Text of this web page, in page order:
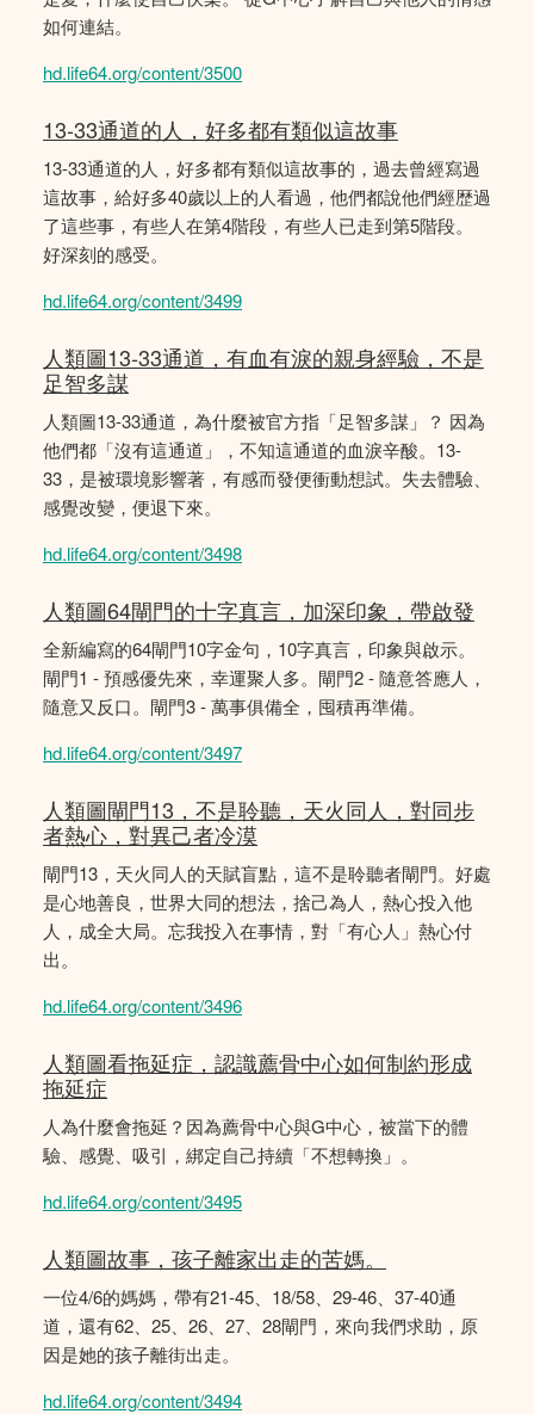
如何連結。
hd.life64.org/content/3500
13-33通道的人，好多都有類似這故事
13-33通道的人，好多都有類似這故事的，過去曾經寫過
這故事，給好多40歲以上的人看過，他們都說他們經歴過
了這些事，有些人在第4階段，有些人已走到第5階段。
好深刻的感受。
hd.life64.org/content/3499
人類圖13-33通道，有血有淚的親身經驗，不是
足智多謀
人類圖13-33通道，為什麼被官方指「足智多謀」？ 因為
他們都「沒有這通道」，不知這通道的血淚辛酸。13-
33，是被環境影響著，有感而發便衝動想試。失去體驗、
感覺改變，便退下來。
hd.life64.org/content/3498
人類圖64閘門的十字真言，加深印象，帶啟發
全新編寫的64閘門10字金句，10字真言，印象與啟示。
閘門1 - 預感優先來，幸運聚人多。閘門2 - 隨意答應人，
隨意又反口。閘門3 - 萬事俱備全，囤積再準備。
hd.life64.org/content/3497
人類圖閘門13，不是聆聽，天火同人，對同步
者熱心，對異己者冷漠
閘門13，天火同人的天賦盲點，這不是聆聽者閘門。好處
是心地善良，世界大同的想法，捨己為人，熱心投入他
人，成全大局。忘我投入在事情，對「有心人」熱心付
出。
hd.life64.org/content/3496
人類圖看拖延症，認識薦骨中心如何制約形成
拖延症
人為什麼會拖延？因為薦骨中心與G中心，被當下的體
驗、感覺、吸引，綁定自己持續「不想轉換」。
hd.life64.org/content/3495
人類圖故事，孩子離家出走的苦媽。
一位4/6的媽媽，帶有21-45、18/58、29-46、37-40通
道，還有62、25、26、27、28閘門，來向我們求助，原
因是她的孩子離街出走。
hd.life64.org/content/3494